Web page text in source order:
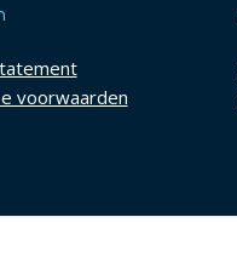
voorwaarden